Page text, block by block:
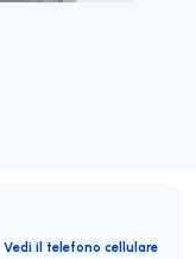
Vedi il telefono cellulare